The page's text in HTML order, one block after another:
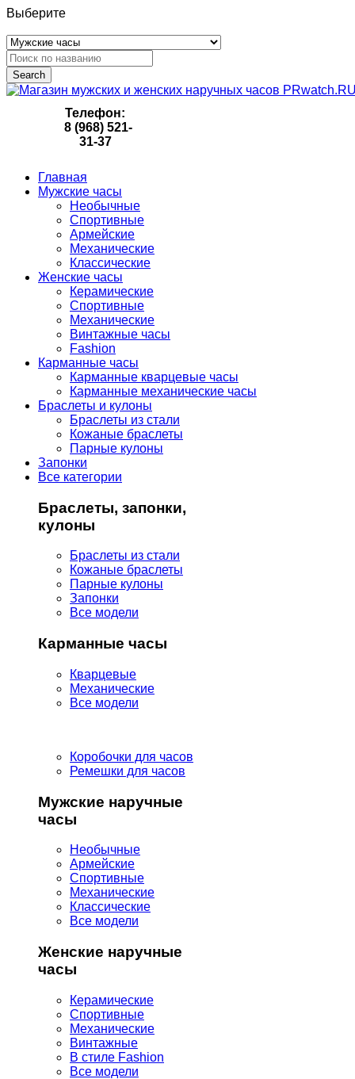
Выберите
Search
Телефон:
8 (968) 521-
31-37
Главная
Мужские часы
Необычные
Спортивные
Армейские
Механические
Классические
Женские часы
Керамические
Спортивные
Механические
Винтажные часы
Fashion
Карманные часы
Карманные кварцевые часы
Карманные механические часы
Браслеты и кулоны
Браслеты из стали
Кожаные браслеты
Парные кулоны
Запонки
Все категории
Браслеты, запонки,
кулоны
Браслеты из стали
Кожаные браслеты
Парные кулоны
Запонки
Все модели
Карманные часы
Кварцевые
Механические
Все модели
Коробочки для часов
Ремешки для часов
Мужские наручные
часы
Необычные
Армейские
Спортивные
Механические
Классические
Все модели
Женские наручные
часы
Керамические
Спортивные
Механические
Винтажные
В стиле Fashion
Все модели